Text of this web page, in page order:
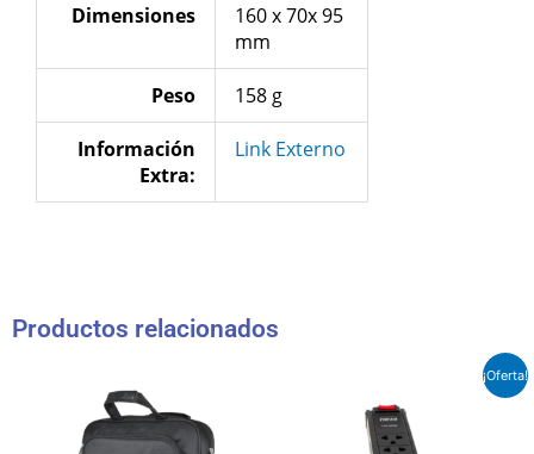
Dimensiones
160 x 70x 95
mm
Peso 158 g
Información
Extra:
Link Externo
Productos relacionados
¡Oferta!
original
era:
₲ 71.000.
precio